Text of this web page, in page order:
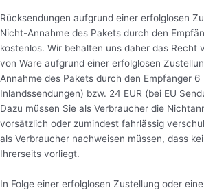
Rücksendungen aufgrund einer erfolglosen
Nicht-Annahme des Pakets durch den
kostenlos. Wir behalten uns daher das Recht
von Ware aufgrund einer erfolglosen
Annahme des Pakets durch den Empfänger 6
Inlandssendungen) bzw. 24 EUR (bei EU
Dazu müssen Sie als Verbraucher die
vorsätzlich oder zumindest fahrlässig
als Verbraucher nachweisen müssen, dass
Ihrerseits vorliegt.
In Folge einer erfolglosen Zustellung oder